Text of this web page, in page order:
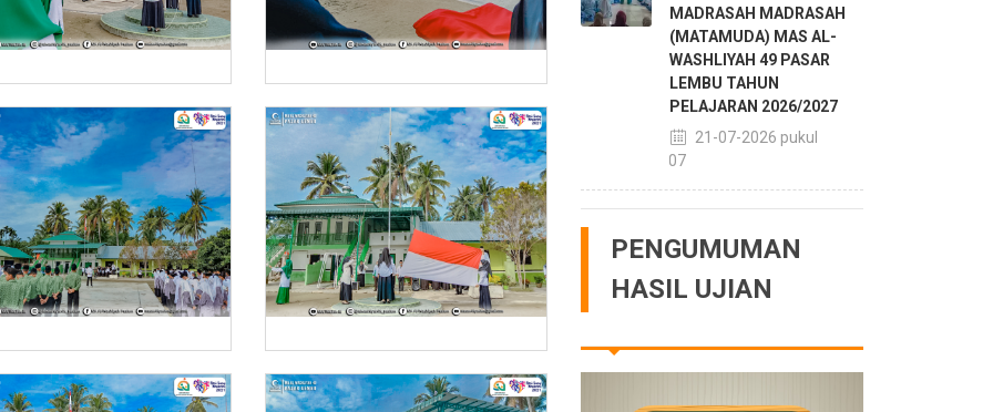
MADRASAH MADRASAH
(MATAMUDA) MAS AL-
WASHLIYAH 49 PASAR
LEMBU TAHUN
PELAJARAN 2026/2027
21-07-2026 pukul
14:07
PENGUMUMAN
HASIL UJIAN